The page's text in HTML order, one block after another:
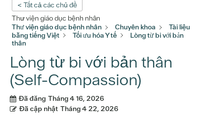
< Tất cả các chủ đề
Thư viện giáo dục bệnh nhân
Thư viện giáo dục bệnh nhân
Chuyên khoa
Tài liệu
bằng tiếng Việt
Tối ưu hóa Y tế
Lòng từ bi với bản
thân
Lòng từ bi với bản thân
(Self-Compassion)
Đã đăng Tháng 4 16, 2026
Đã cập nhật Tháng 4 22, 2026